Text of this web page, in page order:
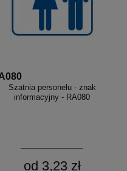
Szatnia personelu - znak
informacyjny - RA080
od 3,23 zł